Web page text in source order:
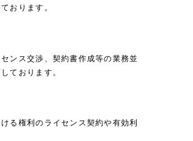
おります。
ンス交渉、契約書作成等の業務並
ております。
る権利のライセンス契約や有効利